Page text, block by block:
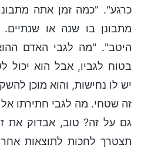
כרגע". "כמה זמן אתה
מתבונן בו שנה או שנתיים.
היטב". "מה לגבי האדם
בטוח לגביו, אבל הוא יכול
יש לו נחישות, והוא מוכן
זה שטחי. מה לגבי חתירתו
גם על זה? טוב, אבדוק את
תצטרך לחכות לתוצאות